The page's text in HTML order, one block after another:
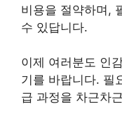
비용을 절약하며,
수 있답니다.
이제 여러분도 인
기를 바랍니다. 필
급 과정을 차근차